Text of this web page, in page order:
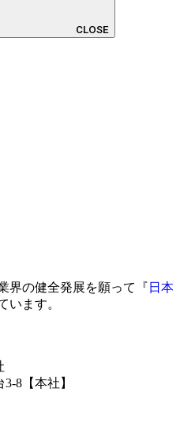
CLOSE
界の健全発展を願って『 日本
います。
8【本社】